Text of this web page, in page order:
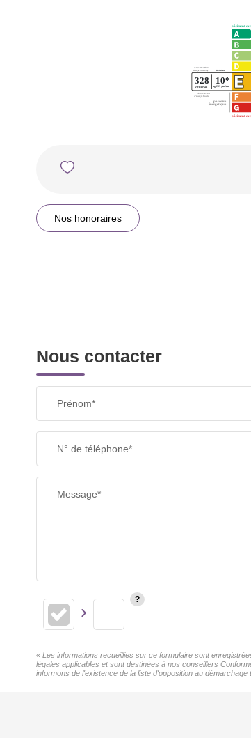
Nos honoraires
Nous contacter
Prénom*
N° de téléphone*
Message*
« Les informations recueillies sur ce formulaire sont
légales applicables et sont destinées à nos conseillers
informons de l'existence de la liste d'opposition au